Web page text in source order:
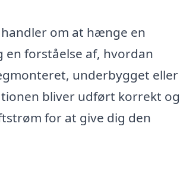
om at hænge en
forståelse af, hvordan
underbygget eller
bliver udført korrekt og
for at give dig den